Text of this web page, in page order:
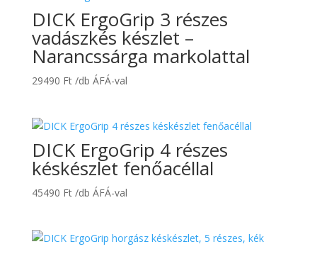
DICK ErgoGrip 3 részes
vadászkés készlet –
Narancssárga markolattal
29490 Ft /db ÁFÁ-val
DICK ErgoGrip 4 részes
késkészlet fenőacéllal
45490 Ft /db ÁFÁ-val